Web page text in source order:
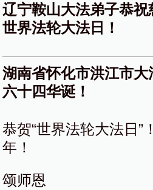
辽宁鞍山大法弟子恭
世界法轮大法日！
湖南省怀化市洪江市
六十四华诞！
恭贺“世界法轮大法日
年！
颂师恩